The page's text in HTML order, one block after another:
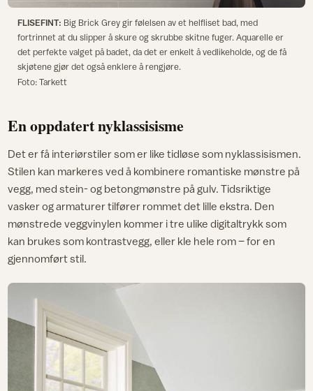
FLISEFINT: Big Brick Grey gir følelsen av et helfliset bad, med
fortrinnet at du slipper å skure og skrubbe skitne fuger. Aquarelle er
det perfekte valget på badet, da det er enkelt å vedlikeholde, og de få
skjøtene gjør det også enklere å rengjøre.
Foto: Tarkett
En oppdatert nyklassisisme
Det er få interiørstiler som er like tidløse som nyklassisismen.
Stilen kan markeres ved å kombinere romantiske mønstre på
vegg, med stein- og betongmønstre på gulv. Tidsriktige
vasker og armaturer tilfører rommet det lille ekstra. Den
mønstrede veggvinylen kommer i tre ulike digitaltrykk som
kan brukes som kontrastvegg, eller kle hele rom – for en
gjennomført stil.